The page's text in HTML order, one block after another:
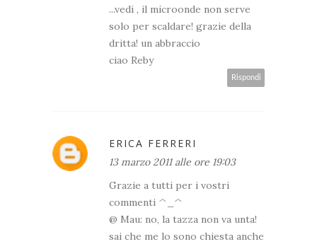
...vedi , il microonde non serve
solo per scaldare! grazie della
dritta! un abbraccio
ciao Reby
Rispondi
ERICA FERRERI
13 marzo 2011 alle ore 19:03
Grazie a tutti per i vostri
commenti ^_^
@ Mau: no, la tazza non va unta!
sai che me lo sono chiesta anche